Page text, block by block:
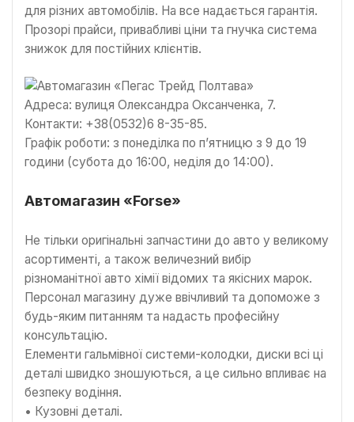
для різних автомобілів. На все надається гарантія.
Прозорі прайси, привабливі ціни та гнучка система
знижок для постійних клієнтів.
Адреса: вулиця Олександра Оксанченка, 7.
Контакти: +38(0532)6 8-35-85.
Графік роботи: з понеділка по п’ятницю з 9 до 19
години (субота до 16:00, неділя до 14:00).
Автомагазин «Forse»
Не тільки оригінальні запчастини до авто у великому
асортименті, а також величезний вибір
різноманітної авто хімії відомих та якісних марок.
Персонал магазину дуже ввічливий та допоможе з
будь-яким питанням та надасть професійну
консультацію.
Елементи гальмівної системи-колодки, диски всі ці
деталі швидко зношуються, а це сильно впливає на
безпеку водіння.
• Кузовні деталі.